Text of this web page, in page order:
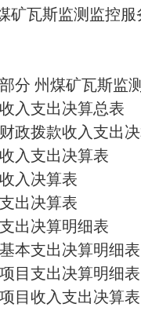
矿瓦斯监测监控
分 州煤矿瓦斯监
入支出决算总表
政拨款收入支出
入支出决算表
入决算表
出决算表
出决算明细表
本支出决算明细表
目支出决算明细表
目收入支出决算表